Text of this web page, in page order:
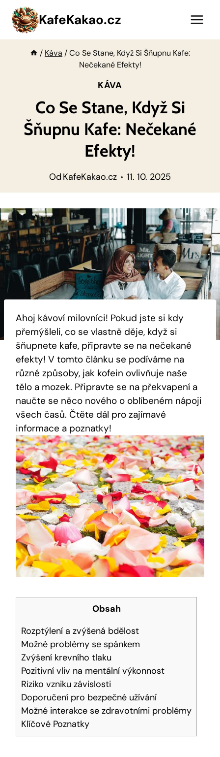
Přeskočit
obsah
KafeKakao.cz
/ Káva /Co Se Stane, Když Si Šňupnu Kafe:
Nečekané Efekty!
KÁVA
Co Se Stane, Když Si
Šňupnu Kafe: Nečekané
Efekty!
Od KafeKakao.cz 11. 10. 2025
Ahoj kávoví milovníci! Pokud jste si kdy
přemýšleli, co ‌se⁢ vlastně děje, když si
‍šňupnete ⁢kafe, ⁢připravte se​ na nečekané
efekty! V tomto článku se podíváme na
různé způsoby, jak kofein ovlivňuje naše
⁤tělo a mozek. Připravte se na překvapení​ a
naučte se něco nového o oblíbeném​ nápoji
všech časů. Čtěte dál pro zajímavé‌
informace a​ poznatky!
Obsah
Rozptýlení a ​zvýšená bdělost
Možné problémy se‌ spánkem
Zvýšení ⁤krevního ⁢tlaku
Pozitivní vliv na mentální⁣ výkonnost
Riziko vzniku závislosti
Doporučení pro bezpečné užívání
Možné interakce se zdravotními problémy
Klíčové Poznatky